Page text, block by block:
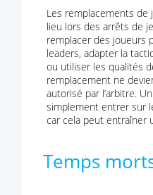
Les remplacements de
lieu lors des arrêts de
remplacer des joueurs
leaders, adapter la
ou utiliser les qualités
remplacement ne
autorisé par l’arbitre.
simplement entrer sur
car cela peut entraîner
Temps